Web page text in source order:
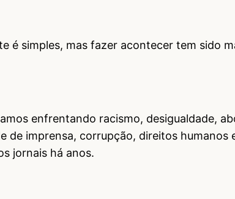
é simples, mas fazer acontecer tem sido
enfrentando racismo, desigualdade,
de imprensa, corrupção, direitos humanos
jornais há anos.